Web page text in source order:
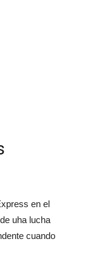
en el
uha lucha
cuando